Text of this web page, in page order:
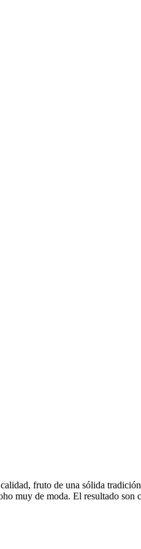
fruto de una sólida
muy de moda. El resultado son